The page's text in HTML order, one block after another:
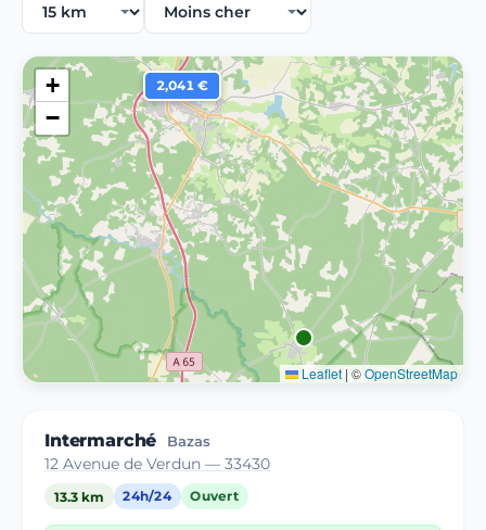
2,041 €
+
−
Leaflet | ©OpenStreetMap
Intermarché Bazas
12 Avenue de Verdun — 33430
13.3 km 24h/24 Ouvert